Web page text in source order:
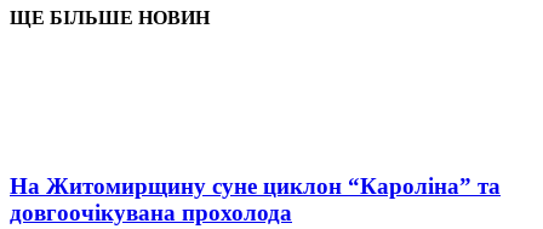
ЩЕ БІЛЬШЕ НОВИН
На Житомирщину суне циклон “Кароліна” та
довгоочікувана прохолода